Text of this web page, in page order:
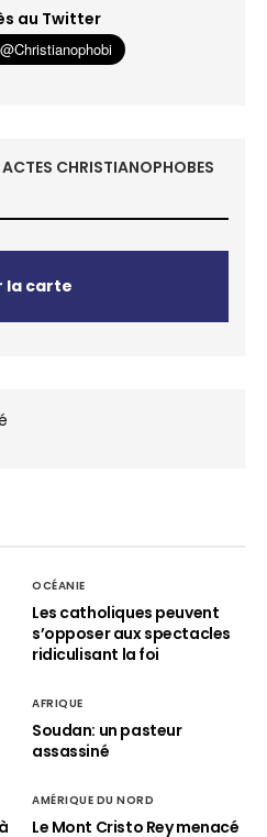
au Twitter
CHRISTIANOPHOBES
la carte
OCÉANIE
Les catholiques peuvent
s’opposer aux spectacles
ridiculisant la foi
AFRIQUE
Soudan: un pasteur
assassiné
AMÉRIQUE DU NORD
Le Mont Cristo Rey menacé